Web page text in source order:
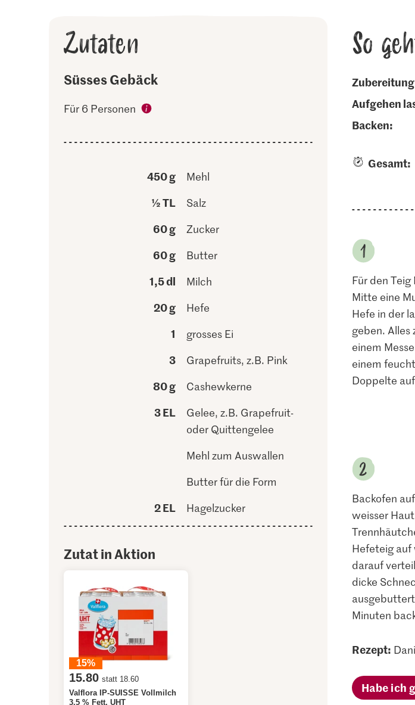
Zutaten
Süsses Gebäck
Für 6 Personen
450 g Mehl
½ TL Salz
60 g Zucker
60 g Butter
1,5 dl Milch
20 g Hefe
1 grosses Ei
3 Grapefruits, z.B. Pink
80 g Cashewkerne
3 EL
Gelee, z.B. Grapefruit-
oder Quittengelee
Mehl zum Auswallen
Butter für die Form
2 EL Hagelzucker
Zutat in Aktion
15%
15.80 statt 18.60
Valflora IP-SUISSE Vollmilch
3.5 % Fett, UHT
So
aufgehen
backen:
Gesamt:
Für den
Mitte eine
Hefe in der
geben.
einem
einem
Doppelte
Backofen
weisser
Hefeteig auf
darauf
dicke
Minuten
Rezept:
Habe ich